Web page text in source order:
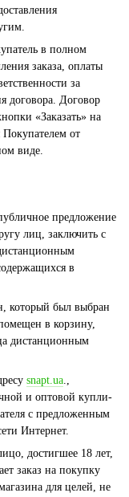
в полном
заказа, оплаты
за
договора. Договор
«Заказать» на
от
виде.
предложение
лиц, заключить с
в
который был выбран
в корзину,
дистанционным
snapt.ua.,
и оптовой купли-
с предложенным
Интернет.
достигшее 18 лет,
заказ на покупку
для целей, не